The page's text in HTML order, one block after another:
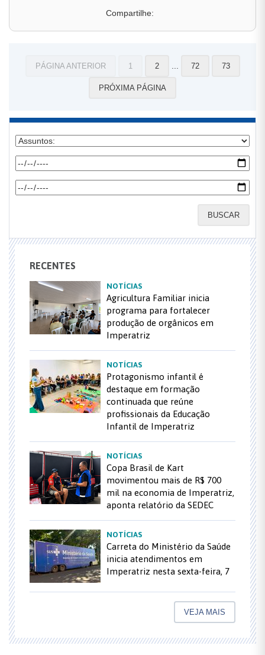
Compartilhe:
PÁGINA ANTERIOR 1 2 72 73
PRÓXIMA PÁGINA
BUSCAR
RECENTES
NOTÍCIAS
Agricultura Familiar inicia
programa para fortalecer
produção de orgânicos em
Imperatriz
NOTÍCIAS
Protagonismo infantil é
destaque em formação
continuada que reúne
profissionais da Educação
Infantil de Imperatriz
NOTÍCIAS
Copa Brasil de Kart
movimentou mais de R$ 700
mil na economia de Imperatriz,
aponta relatório da SEDEC
NOTÍCIAS
Carreta do Ministério da Saúde
inicia atendimentos em
Imperatriz nesta sexta-feira, 7
VEJA MAIS